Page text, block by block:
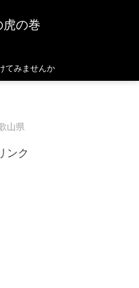
の巻
てみませんか
山県
ンク